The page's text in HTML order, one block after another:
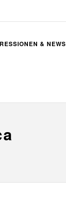
& NEWS